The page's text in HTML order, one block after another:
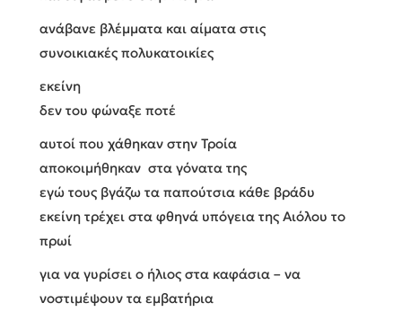
ανάβανε βλέμματα και αίματα στις
συνοικιακές πολυκατοικίες
εκείνη
δεν του φώναξε ποτέ
αυτοί που χάθηκαν στην Τροία
αποκοιμήθηκαν στα γόνατα της
εγώ τους βγάζω τα παπούτσια κάθε βράδυ
εκείνη τρέχει στα φθηνά υπόγεια της Αιόλου το
πρωί
για να γυρίσει ο ήλιος στα καφάσια – να
νοστιμέψουν τα εμβατήρια